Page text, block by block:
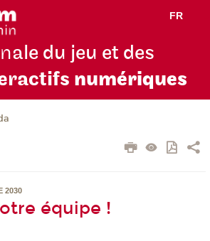
FR
ale du jeu et des
numériques
2030
équipe !